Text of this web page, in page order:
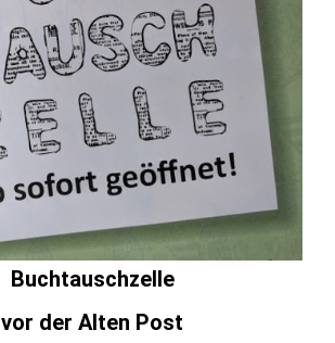
Buchtauschzelle
vor der Alten Post